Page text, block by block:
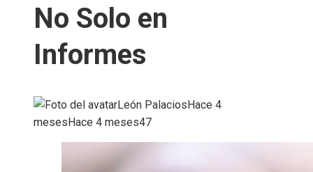
No Solo en
Informes
León Palacios Hace 4
meses Hace 4 meses47